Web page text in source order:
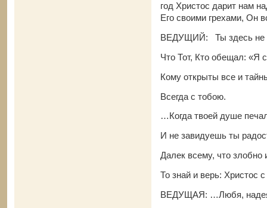
год Христос дарит нам
Его своими грехами, Он
ВЕДУЩИЙ: Ты здесь не
Что Тот, Кто обещал: «Я
Кому открыты все и
Всегда с тобою.
…Когда твоей душе
И не завидуешь ты
Далек всему, что злобно
То знай и верь:
ВЕДУЩАЯ: …Любя,